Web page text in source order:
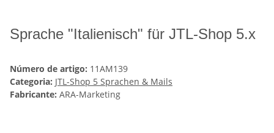
Sprache "Italienisch" für JTL-Shop 5.x
Número de artigo: 11AM139
Categoria: JTL-Shop 5 Sprachen & Mails
Fabricante: ARA-Marketing